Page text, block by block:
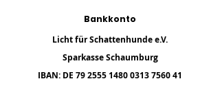
Bankkonto
Licht für Schattenhunde e.V.
Sparkasse Schaumburg
IBAN: DE 79 2555 1480 0313 7560 41